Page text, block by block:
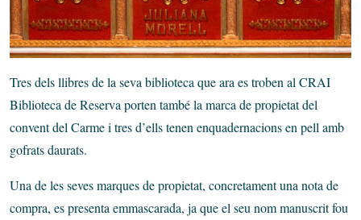
Tres dels llibres de la seva biblioteca que ara es troben al CRAI
Biblioteca de Reserva porten també la marca de propietat del
convent del Carme i tres d’ells tenen enquadernacions en pell amb
gofrats daurats.
Una de les seves marques de propietat, concretament una nota de
compra, es presenta emmascarada, ja que el seu nom manuscrit fou